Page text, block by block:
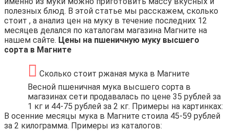
полезных блюд. В этой статье мы расскажем, сколько
стоит , а анализ цен на муку в течение последних 12
месяцев делался по каталогам магазина Магните на
нашем сайте. Цены на пшеничную муку высшего
сорта в Магните
Сколько стоит ржаная мука в Магните
Весной пшеничная мука высшего сорта в
магазинах сети продавалась по цене 35 рублей за
1 кг и 44-75 рублей за 2 кг. Примеры на картинках:
В осенние месяцы мука в Магните стоила 45-59 рублей
за 2 килограмма. Примеры из каталогов: